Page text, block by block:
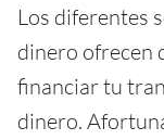
Los diferentes
dinero ofrecen
financiar tu
dinero.